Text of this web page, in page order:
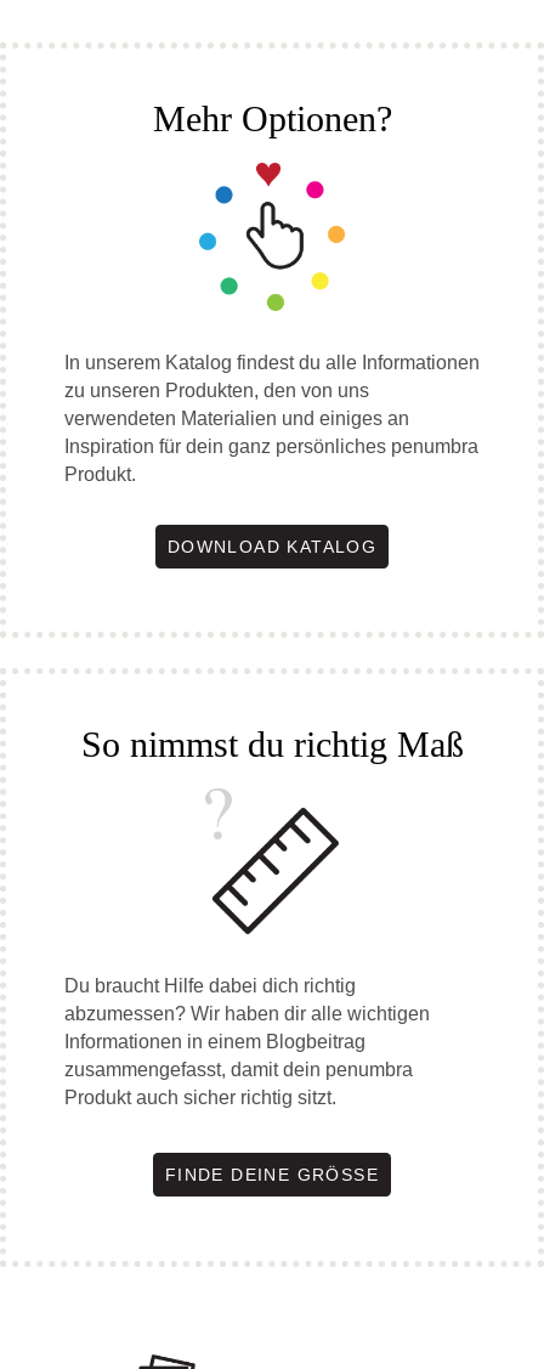
Mehr Optionen?
In unserem Katalog findest du alle Informationen
zu unseren Produkten, den von uns
verwendeten Materialien und einiges an
Inspiration für dein ganz persönliches penumbra
Produkt.
DOWNLOAD KATALOG
So nimmst du richtig Maß
Du braucht Hilfe dabei dich richtig
abzumessen? Wir haben dir alle wichtigen
Informationen in einem Blogbeitrag
zusammengefasst, damit dein penumbra
Produkt auch sicher richtig sitzt.
FINDE DEINE GRÖSSE